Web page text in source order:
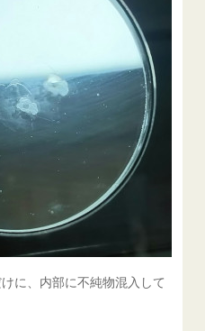
に、内部に不純物混入して